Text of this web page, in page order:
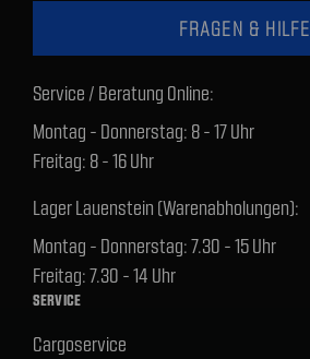
FRAGEN & HILFE
Service / Beratung Online:
Montag - Donnerstag: 8 - 17 Uhr
Freitag: 8 - 16 Uhr
Lager Lauenstein (Warenabholungen):
Montag - Donnerstag: 7.30 - 15 Uhr
Freitag: 7.30 - 14 Uhr
SERVICE
Cargoservice